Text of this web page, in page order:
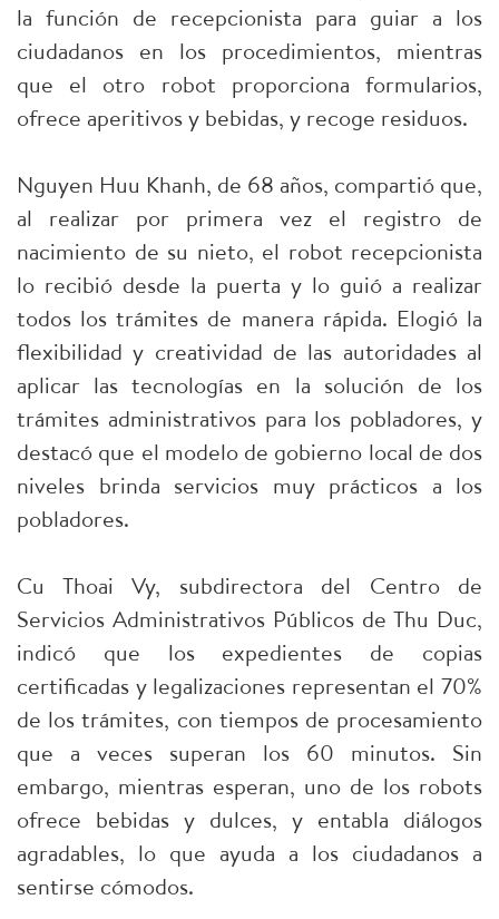
la función de recepcionista para guiar a los
ciudadanos en los procedimientos, mientras
que el otro robot proporciona formularios,
ofrece aperitivos y bebidas, y recoge residuos.
Nguyen Huu Khanh, de 68 años, compartió que,
al realizar por primera vez el registro de
nacimiento de su nieto, el robot recepcionista
lo recibió desde la puerta y lo guió a realizar
todos los trámites de manera rápida. Elogió la
flexibilidad y creatividad de las autoridades al
aplicar las tecnologías en la solución de los
trámites administrativos para los pobladores, y
destacó que el modelo de gobierno local de dos
niveles brinda servicios muy prácticos a los
pobladores.
Cu Thoai Vy, subdirectora del Centro de
Servicios Administrativos Públicos de Thu Duc,
indicó que los expedientes de copias
certificadas y legalizaciones representan el 70%
de los trámites, con tiempos de procesamiento
que a veces superan los 60 minutos. Sin
embargo, mientras esperan, uno de los robots
ofrece bebidas y dulces, y entabla diálogos
agradables, lo que ayuda a los ciudadanos a
sentirse cómodos.